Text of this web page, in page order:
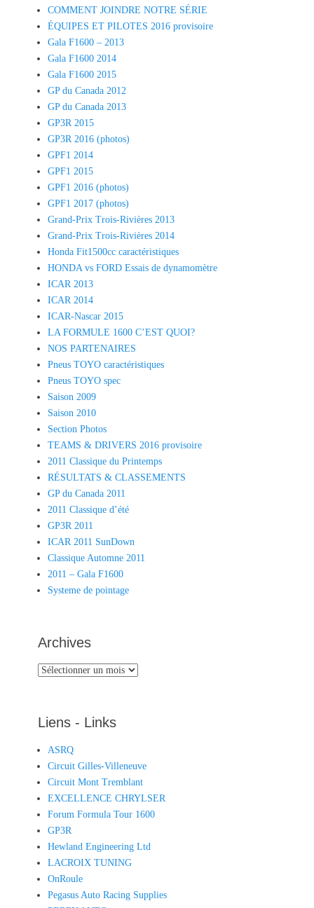
COMMENT JOINDRE NOTRE SÉRIE
ÉQUIPES ET PILOTES 2016 provisoire
Gala F1600 – 2013
Gala F1600 2014
Gala F1600 2015
GP du Canada 2012
GP du Canada 2013
GP3R 2015
GP3R 2016 (photos)
GPF1 2014
GPF1 2015
GPF1 2016 (photos)
GPF1 2017 (photos)
Grand-Prix Trois-Rivières 2013
Grand-Prix Trois-Rivières 2014
Honda Fit1500cc caractéristiques
HONDA vs FORD Essais de dynamomètre
ICAR 2013
ICAR 2014
ICAR-Nascar 2015
LA FORMULE 1600 C’EST QUOI?
NOS PARTENAIRES
Pneus TOYO caractéristiques
Pneus TOYO spec
Saison 2009
Saison 2010
Section Photos
TEAMS & DRIVERS 2016 provisoire
2011 Classique du Printemps
RÉSULTATS & CLASSEMENTS
GP du Canada 2011
2011 Classique d’été
GP3R 2011
ICAR 2011 SunDown
Classique Automne 2011
2011 – Gala F1600
Systeme de pointage
Archives
Archives
Liens - Links
ASRQ
Circuit Gilles-Villeneuve
Circuit Mont Tremblant
EXCELLENCE CHRYLSER
Forum Formula Tour 1600
GP3R
Hewland Engineering Ltd
LACROIX TUNING
OnRoule
Pegasus Auto Racing Supplies